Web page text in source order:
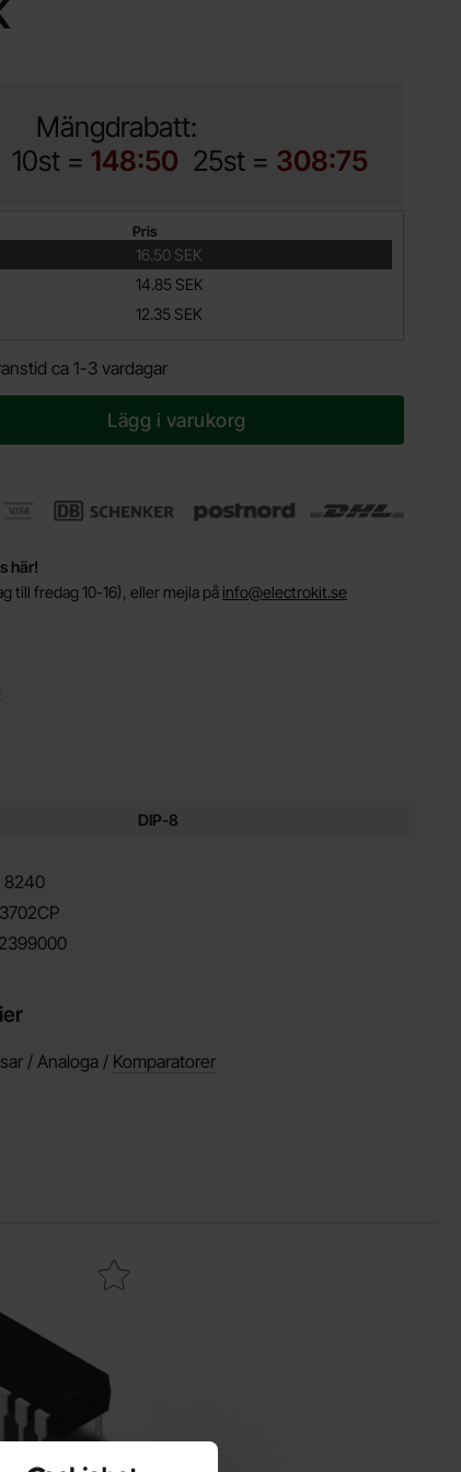
Mängdrabatt:
10st = 148:50 25st = 308:75
Pris
16.50 SEK
14.85 SEK
12.35 SEK
ca 1-3 vardagar
Lägg i varukorg
här!
till fredag 10-16), eller mejla på info@electrokit.se
produkt
DIP-8
8240
/ Analoga / Komparatorer
14 Hex inverter with schmitt trigger som favorit